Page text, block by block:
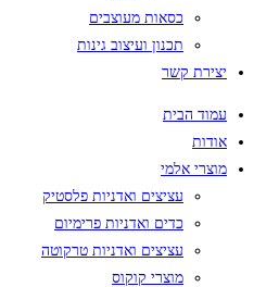
כסאות מעוצבים
תכנון ועיצוב גינות
יצירת קשר
עמוד הבית
אודות
מוצרי אלמי
עציצים ואדניות פלסטיק
כדים ואדניות פרימיום
עציצים ואדניות טרקוטה
מוצרי קוקוס